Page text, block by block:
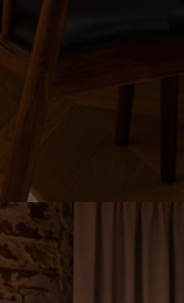
бистро в садовых кварталах
ул. Ефремова, д. 10 корп. 1 ―